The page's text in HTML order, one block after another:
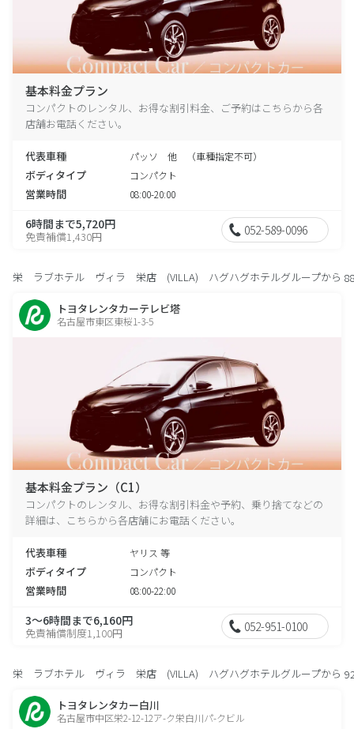
基本料金プラン
コンパクトのレンタル、お得な割引料金、ご予約はこちらから各
店舗お電話ください。
代表車種 パッソ 他 （車種指定不可）
ボディタイプ コンパクト
営業時間 08:00-20:00
6時間まで5,720円
免責補償1,430円 052-589-0096
栄 ラブホテル ヴィラ 栄店 (VILLA) ハグハグホテルグループから
トヨタレンタカーテレビ塔
名古屋市東区東桜1-3-5
基本料金プラン（C1）
コンパクトのレンタル、お得な割引料金や予約、乗り捨てなどの
詳細は、こちらから各店舗にお電話ください。
代表車種 ヤリス 等
ボディタイプ コンパクト
営業時間 08:00-22:00
3～6時間まで6,160円
免責補償制度1,100円 052-951-0100
栄 ラブホテル ヴィラ 栄店 (VILLA) ハグハグホテルグループから
トヨタレンタカー白川
名古屋市中区栄2-12-12ア-ク栄白川パ-クビル